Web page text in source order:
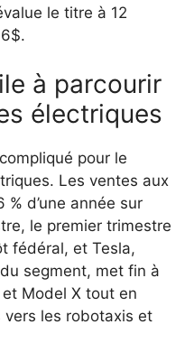
le titre à 12
à parcourir
électriques
pour le
Les ventes aux
d’une année sur
le premier trimestre
fédéral, et Tesla,
segment, met fin à
Model X tout en
vers les robotaxis et